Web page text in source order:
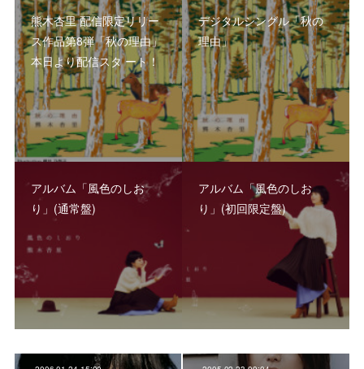
熊⽊杏⾥ 配信限定リリー
ス作品第8弾「秋の理由」
本⽇より配信スタ ート！
デジタルシングル「秋の
理由」
アルバム「風色のしお
り」(通常盤)
アルバム「風色のしお
り」(初回限定盤)